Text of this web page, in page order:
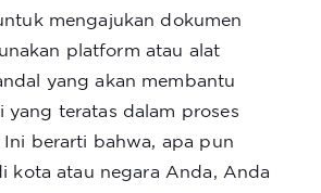
mengajukan dokumen
platform atau alat
yang akan membantu
yang teratas dalam proses
Ini berarti bahwa, apa pun
kota atau negara Anda, Anda